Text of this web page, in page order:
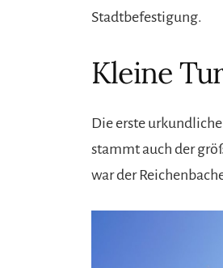
Stadtbefestigung.
Kleine
Die erste
stammt auch der
war der